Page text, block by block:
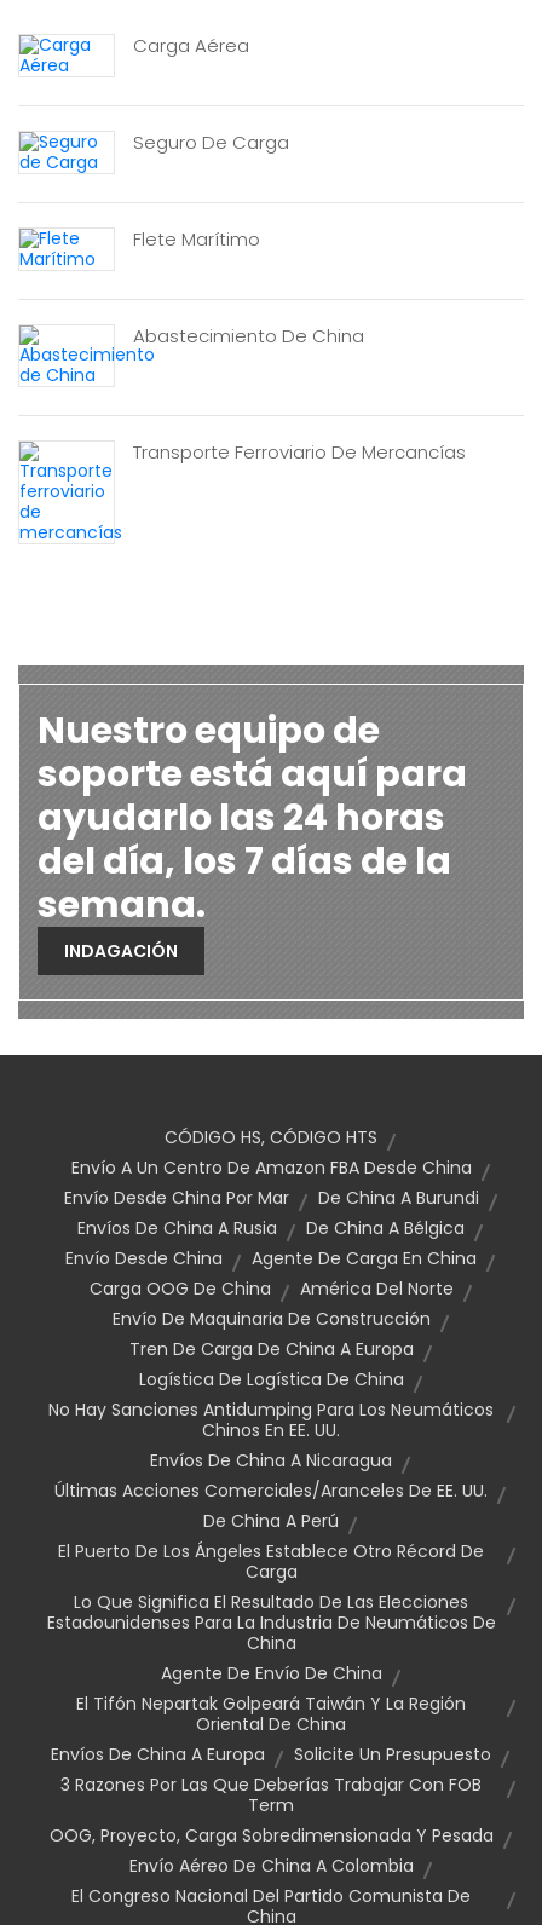
Carga Aérea
Seguro De Carga
Flete Marítimo
Abastecimiento De China
Transporte Ferroviario De Mercancías
Nuestro equipo de
soporte está aquí para
ayudarlo las 24 horas
del día, los 7 días de la
semana.
INDAGACIÓN
CÓDIGO HS, CÓDIGO HTS
Envío A Un Centro De Amazon FBA Desde China
Envío Desde China Por Mar
De China A Burundi
Envíos De China A Rusia
De China A Bélgica
Envío Desde China
Agente De Carga En China
Carga OOG De China
América Del Norte
Envío De Maquinaria De Construcción
Tren De Carga De China A Europa
Logística De Logística De China
No Hay Sanciones Antidumping Para Los Neumáticos
Chinos En EE. UU.
Envíos De China A Nicaragua
Últimas Acciones Comerciales/aranceles De EE. UU.
De China A Perú
El Puerto De Los Ángeles Establece Otro Récord De
Carga
Lo Que Significa El Resultado De Las Elecciones
Estadounidenses Para La Industria De Neumáticos De
China
Agente De Envío De China
El Tifón Nepartak Golpeará Taiwán Y La Región
Oriental De China
Envíos De China A Europa
Solicite Un Presupuesto
3 Razones Por Las Que Deberías Trabajar Con FOB
Term
OOG, Proyecto, Carga Sobredimensionada Y Pesada
Envío Aéreo De China A Colombia
El Congreso Nacional Del Partido Comunista De
China